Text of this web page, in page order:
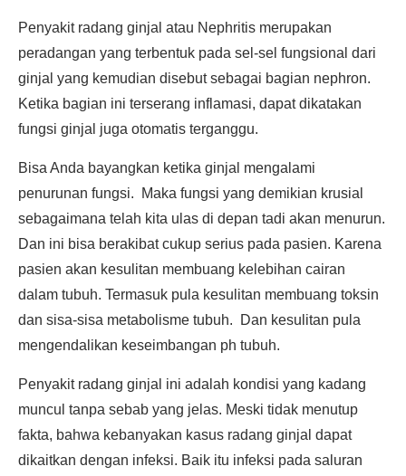
Penyakit radang ginjal atau Nephritis merupakan
peradangan yang terbentuk pada sel-sel fungsional dari
ginjal yang kemudian disebut sebagai bagian nephron.
Ketika bagian ini terserang inflamasi, dapat dikatakan
fungsi ginjal juga otomatis terganggu.
Bisa Anda bayangkan ketika ginjal mengalami
penurunan fungsi. Maka fungsi yang demikian krusial
sebagaimana telah kita ulas di depan tadi akan menurun.
Dan ini bisa berakibat cukup serius pada pasien. Karena
pasien akan kesulitan membuang kelebihan cairan
dalam tubuh. Termasuk pula kesulitan membuang toksin
dan sisa-sisa metabolisme tubuh. Dan kesulitan pula
mengendalikan keseimbangan ph tubuh.
Penyakit radang ginjal ini adalah kondisi yang kadang
muncul tanpa sebab yang jelas. Meski tidak menutup
fakta, bahwa kebanyakan kasus radang ginjal dapat
dikaitkan dengan infeksi. Baik itu infeksi pada saluran